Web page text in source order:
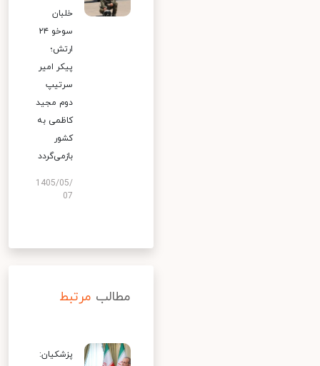
خلبان
سوخو ۲۴
ارتش؛
پیکر امیر
سرتیپ
دوم مجید
کاظمی به
کشور
بازمی‌گردد
1405/05/
07
مطالب مرتبط
پزشکیان: